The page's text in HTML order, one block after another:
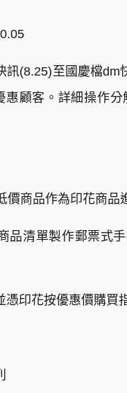
訊(8.25)至國慶檔dm
惠顧客。詳細操作分
價商品作為印花商品
品清單製作郵票式
憑印花按優惠價購買